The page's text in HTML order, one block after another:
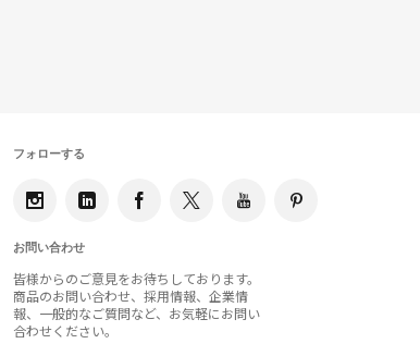
フォローする
お問い合わせ
皆様からのご意見をお待ちしております。
商品のお問い合わせ、採用情報、企業情
報、一般的なご質問など、お気軽にお問い
合わせください。